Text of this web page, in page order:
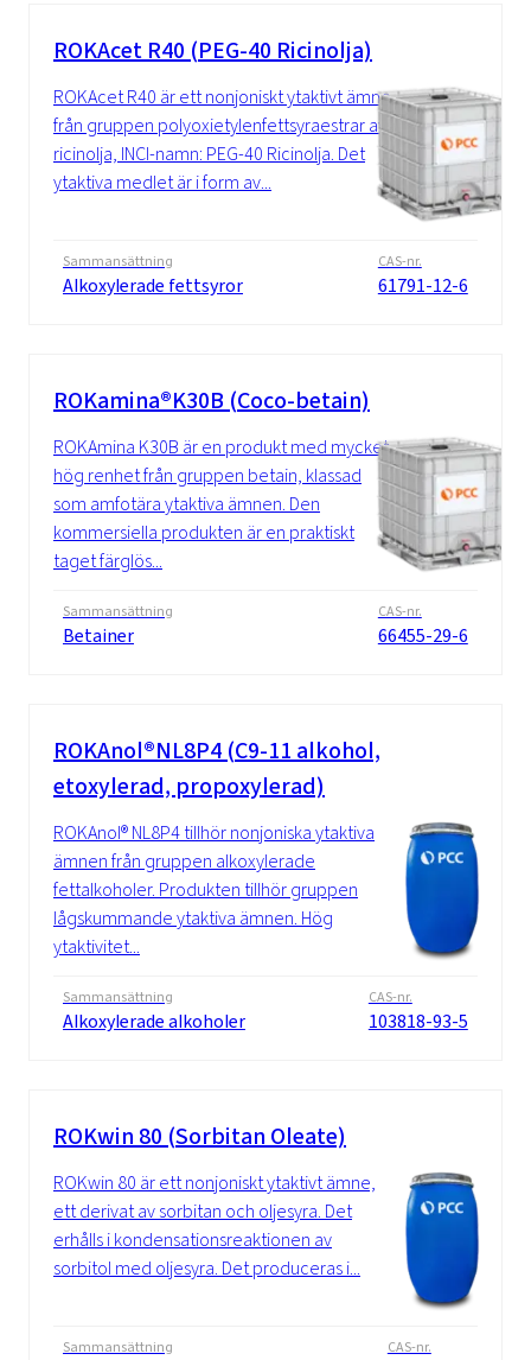
ROKAcet R40 (PEG-40 Ricinolja)
ROKAcet R40 är ett nonjoniskt ytaktivt ämne
från gruppen polyoxietylenfettsyraestrar av
ricinolja, INCI-namn: PEG-40 Ricinolja. Det
ytaktiva medlet är i form av...
Sammansättning
Alkoxylerade fettsyror
CAS-nr.
61791-12-6
ROKamina®K30B (Coco-betain)
ROKAmina K30B är en produkt med mycket
hög renhet från gruppen betain, klassad
som amfotära ytaktiva ämnen. Den
kommersiella produkten är en praktiskt
taget färglös...
Sammansättning
Betainer
CAS-nr.
66455-29-6
ROKAnol®NL8P4 (C9-11 alkohol,
etoxylerad, propoxylerad)
ROKAnol® NL8P4 tillhör nonjoniska ytaktiva
ämnen från gruppen alkoxylerade
fettalkoholer. Produkten tillhör gruppen
lågskummande ytaktiva ämnen. Hög
ytaktivitet...
Sammansättning
Alkoxylerade alkoholer
CAS-nr.
103818-93-5
ROKwin 80 (Sorbitan Oleate)
ROKwin 80 är ett nonjoniskt ytaktivt ämne,
ett derivat av sorbitan och oljesyra. Det
erhålls i kondensationsreaktionen av
sorbitol med oljesyra. Det produceras i...
Sammansättning CAS-nr.